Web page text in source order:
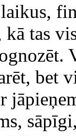
kā tas
bet